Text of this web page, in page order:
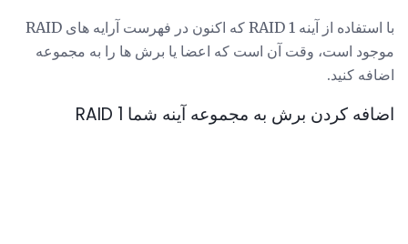
با استفاده از آینه RAID 1 که اکنون در فهرست آرایه های RAID
موجود است، وقت آن است که اعضا یا برش ها را به مجموعه
اضافه کنید.
اضافه کردن برش به مجموعه آینه شما RAID 1